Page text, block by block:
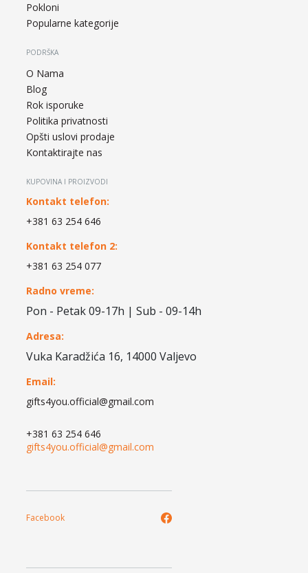
Pokloni
Popularne kategorije
PODRŠKA
O Nama
Blog
Rok isporuke
Politika privatnosti
Opšti uslovi prodaje
Kontaktirajte nas
KUPOVINA I PROIZVODI
Kontakt telefon:
+381 63 254 646
Kontakt telefon 2:
+381 63 254 077
Radno vreme:
Pon - Petak 09-17h | Sub - 09-14h
Adresa:
Vuka Karadžića 16, 14000 Valjevo
Email:
gifts4you.official@gmail.com
+381 63 254 646
gifts4you.official@gmail.com
Facebook